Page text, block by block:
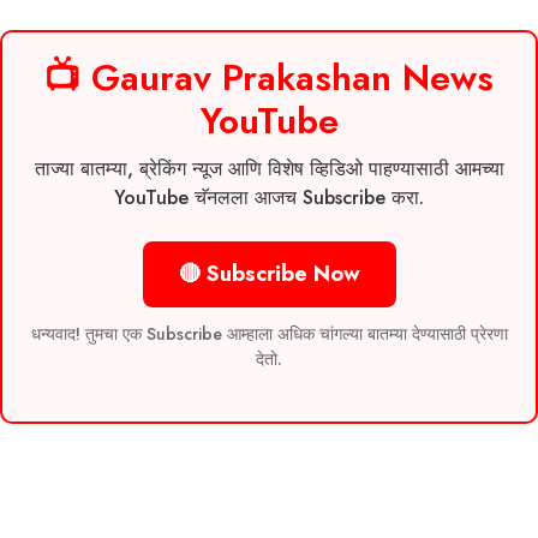
📺 Gaurav Prakashan News
YouTube
ताज्या बातम्या, ब्रेकिंग न्यूज आणि विशेष व्हिडिओ पाहण्यासाठी आमच्या
YouTube चॅनलला आजच Subscribe करा.
🔴 Subscribe Now
धन्यवाद! तुमचा एक Subscribe आम्हाला अधिक चांगल्या बातम्या देण्यासाठी प्रेरणा
देतो.